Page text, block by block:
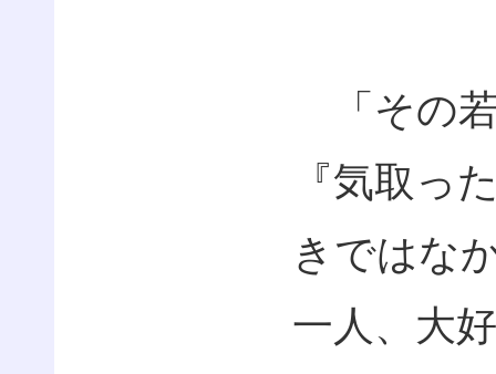
「その
『気取っ
きではな
一人、大